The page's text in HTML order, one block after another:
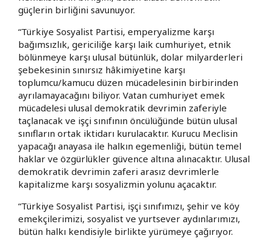
güçlerin birliğini savunuyor.
“Türkiye Sosyalist Partisi, emperyalizme karşı
bağımsızlık, gericiliğe karşı laik cumhuriyet, etnik
bölünmeye karşı ulusal bütünlük, dolar milyarderleri
şebekesinin sınırsız hâkimiyetine karşı
toplumcu/kamucu düzen mücadelesinin birbirinden
ayrılamayacağını biliyor. Vatan cumhuriyet emek
mücadelesi ulusal demokratik devrimin zaferiyle
taçlanacak ve işçi sınıfının öncülüğünde bütün ulusal
sınıfların ortak iktidarı kurulacaktır. Kurucu Meclisin
yapacağı anayasa ile halkın egemenliği, bütün temel
haklar ve özgürlükler güvence altına alınacaktır. Ulusal
demokratik devrimin zaferi arasız devrimlerle
kapitalizme karşı sosyalizmin yolunu açacaktır.
“Türkiye Sosyalist Partisi, işçi sınıfımızı, şehir ve köy
emekçilerimizi, sosyalist ve yurtsever aydınlarımızı,
bütün halkı kendisiyle birlikte yürümeye çağırıyor.